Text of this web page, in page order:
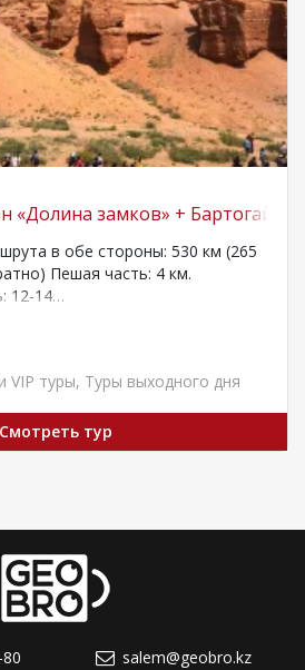
«Долина замков» + Бартогай
в обе стороны: 530 км (265
Пешая часть: 4 км.
12-14…
VIP туры, Туры выходного дня
Смотреть тур
salem@geobro.kz